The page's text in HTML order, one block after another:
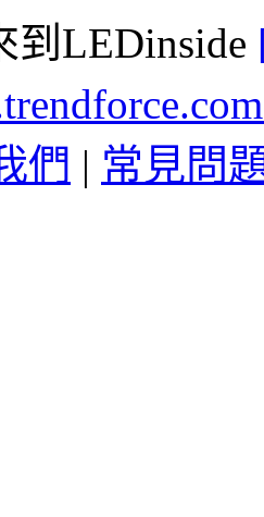
到LEDinside
們 | 常見問